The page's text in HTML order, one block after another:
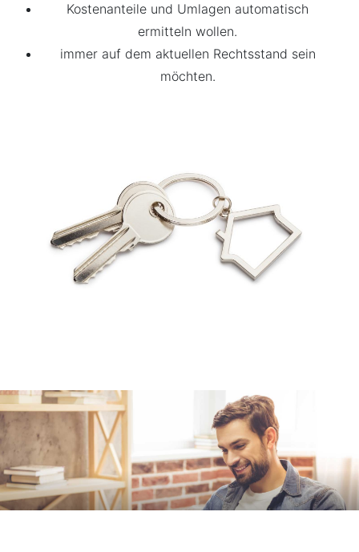
Kostenanteile und Umlagen automatisch
ermitteln wollen.
immer auf dem aktuellen Rechtsstand sein
möchten.